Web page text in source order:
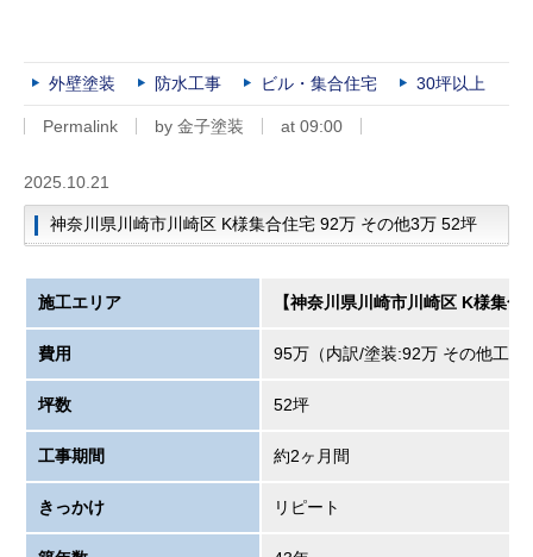
外壁塗装 防水工事 ビル・集合住宅 30坪以上
Permalink by 金子塗装 at 09:00
2025.10.21
神奈川県川崎市川崎区 K様集合住宅 92万 その他3万 52坪
施工エリア 【神奈川県川崎市川崎区 K様集合
費用 95万（内訳/塗装:92万 その他工事
坪数 52坪
工事期間 約2ヶ月間
きっかけ リピート